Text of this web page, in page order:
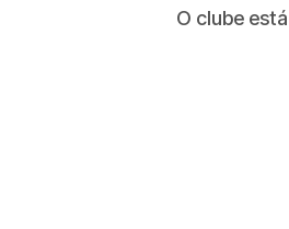
O clube